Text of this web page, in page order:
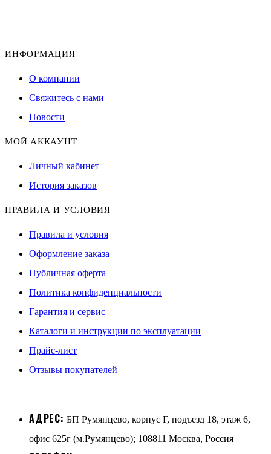
ИНФОРМАЦИЯ
О компании
Свяжитесь с нами
Новости
МОЙ АККАУНТ
Личный кабинет
История заказов
ПРАВИЛА И УСЛОВИЯ
Правила и условия
Оформление заказа
Публичная оферта
Политика конфиденциальности
Гарантия и сервис
Каталоги и инструкции по эксплуатации
Прайс-лист
Отзывы покупателей
АДРЕС: БП Румянцево, корпус Г, подъезд 18, этаж 6,
офис 625г (м.Румянцево); 108811 Москва, Россия